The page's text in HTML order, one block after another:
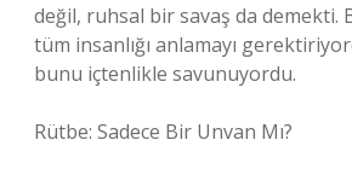
değil, ruhsal bir savaş da demekti.
tüm insanlığı anlamayı
bunu içtenlikle savunuyordu.
Rütbe: Sadece Bir Unvan Mı?